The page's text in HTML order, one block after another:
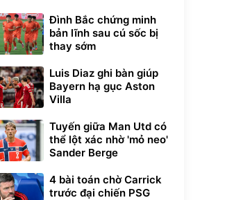
Đình Bắc chứng minh
bản lĩnh sau cú sốc bị
thay sớm
Luis Diaz ghi bàn giúp
Bayern hạ gục Aston
Villa
Tuyến giữa Man Utd có
thể lột xác nhờ 'mỏ neo'
Sander Berge
4 bài toán chờ Carrick
trước đại chiến PSG